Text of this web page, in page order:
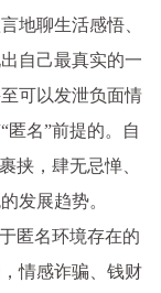
地聊生活感悟、
自己最真实的一
可以发泄负面情
匿名”前提的。自
挟，肆无忌惮、
发展趋势。
匿名环境存在的
情感诈骗、钱财